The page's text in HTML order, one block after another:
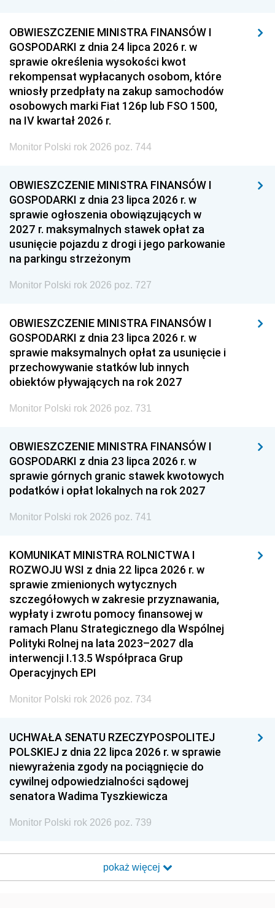
OBWIESZCZENIE MINISTRA FINANSÓW I
GOSPODARKI z dnia 24 lipca 2026 r. w
sprawie określenia wysokości kwot
rekompensat wypłacanych osobom, które
wniosły przedpłaty na zakup samochodów
osobowych marki Fiat 126p lub FSO 1500,
na IV kwartał 2026 r.
Monitor Polski rok 2026 poz. 744
OBWIESZCZENIE MINISTRA FINANSÓW I
GOSPODARKI z dnia 23 lipca 2026 r. w
sprawie ogłoszenia obowiązujących w
2027 r. maksymalnych stawek opłat za
usunięcie pojazdu z drogi i jego parkowanie
na parkingu strzeżonym
Monitor Polski rok 2026 poz. 727
OBWIESZCZENIE MINISTRA FINANSÓW I
GOSPODARKI z dnia 23 lipca 2026 r. w
sprawie maksymalnych opłat za usunięcie i
przechowywanie statków lub innych
obiektów pływających na rok 2027
Monitor Polski rok 2026 poz. 731
OBWIESZCZENIE MINISTRA FINANSÓW I
GOSPODARKI z dnia 23 lipca 2026 r. w
sprawie górnych granic stawek kwotowych
podatków i opłat lokalnych na rok 2027
Monitor Polski rok 2026 poz. 741
KOMUNIKAT MINISTRA ROLNICTWA I
ROZWOJU WSI z dnia 22 lipca 2026 r. w
sprawie zmienionych wytycznych
szczegółowych w zakresie przyznawania,
wypłaty i zwrotu pomocy finansowej w
ramach Planu Strategicznego dla Wspólnej
Polityki Rolnej na lata 2023–2027 dla
interwencji I.13.5 Współpraca Grup
Operacyjnych EPI
Monitor Polski rok 2026 poz. 734
UCHWAŁA SENATU RZECZYPOSPOLITEJ
POLSKIEJ z dnia 22 lipca 2026 r. w sprawie
niewyrażenia zgody na pociągnięcie do
cywilnej odpowiedzialności sądowej
senatora Wadima Tyszkiewicza
Monitor Polski rok 2026 poz. 739
pokaż więcej